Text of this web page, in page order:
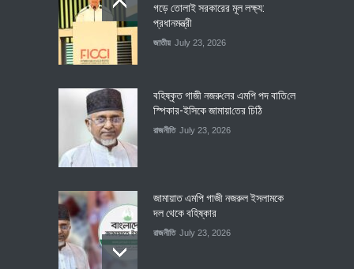
গড়ে তোলাই সরকারের মূল লক্ষ্য:
প্রধানমন্ত্রী
জাতীয় July 23, 2026
বহিষ্কৃত গাজী নজরু‌লের এম‌পি পদ বা‌তি‌লে
স্পিকার-ইসিকে জামায়া‌তের চি‌ঠি
রাজনীতি July 23, 2026
জামায়াত এমপি গাজী নজরুল ইসলামকে
দল থেকে বহিষ্কার
রাজনীতি July 23, 2026